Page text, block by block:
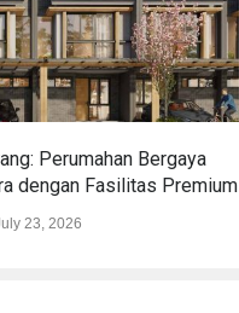
Perumahan Bergaya
dengan Fasilitas Premium
23, 2026